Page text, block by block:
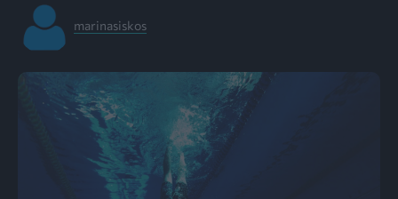
marinasiskos